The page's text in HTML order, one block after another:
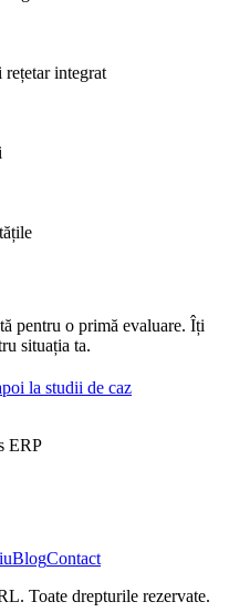
integrat
pentru o primă evaluare. Îți
situația ta.
la studii de caz
ERP
BlogContact
Toate drepturile rezervate.